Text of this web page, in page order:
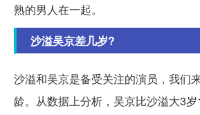
熟的男人在一起。
沙溢吴京差几岁?
沙溢和吴京是备受关注的演员，我们
龄。从数据上分析，吴京比沙溢大3